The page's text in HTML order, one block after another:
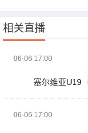
相关直播
06-06 17:00
塞尔维亚U19
06-06 17:00